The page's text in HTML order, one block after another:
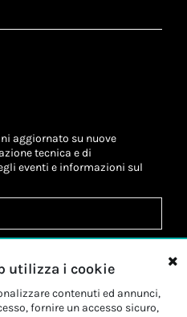
aggiornato su nuove
tecnica e di
eventi e informazioni sul
altrattamento dei miei dati
al trattamento dei miei dati
*
utilizza i cookie
contenuti ed annunci,
fornire un accesso sicuro,